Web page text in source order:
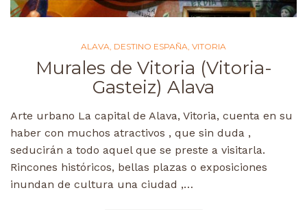
ALAVA, DESTINO ESPAÑA, VITORIA
Murales de Vitoria (Vitoria-
Gasteiz) Alava
Arte urbano La capital de Alava, Vitoria, cuenta en su
haber con muchos atractivos , que sin duda ,
seducirán a todo aquel que se preste a visitarla.
Rincones históricos, bellas plazas o exposiciones
inundan de cultura una ciudad ,…